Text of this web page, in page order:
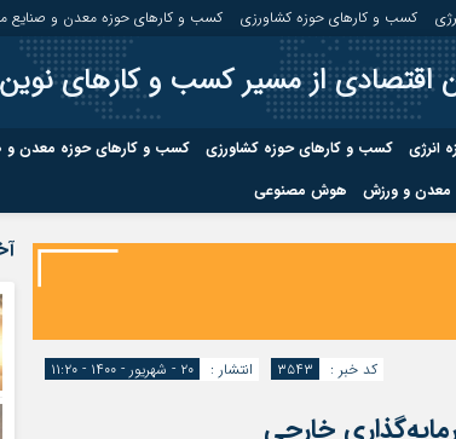
کسب و کارهای حوزه کشاورزی کسب و کارهای حوزه معدن و صنایع
اقتصادی از مسیر کسب و کارهای نوین
انرژی کسب و کارهای حوزه کشاورزی
کسب و کارهای حوزه معدن و
معدن و ورزش هوش مصنوعی
درباره ما صفحه نخست
کسب و کارهای
کسب و کارهای انتشار : ۲۰ - شهریور - ۱۴۰۰ - ۱۱:۲۰ کد خبر : ۳۵۴۳